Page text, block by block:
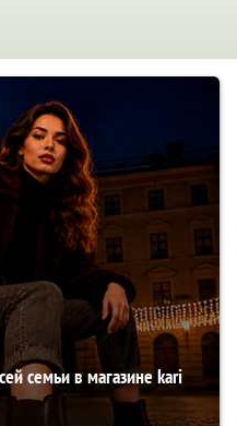
семьи в магазине kari